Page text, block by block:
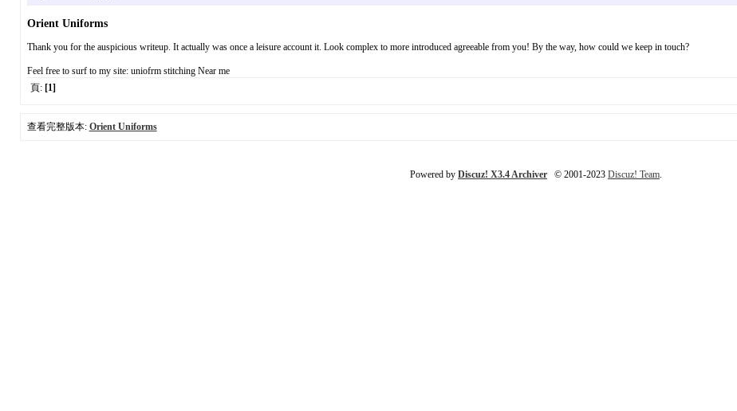
Orient Uniforms
Thank you for the auspicious writeup. It actually was once a leisure account it. Look complex to more introduced agreeable from you! By the way, how could we keep in touch?
Feel free to surf to my site: uniofrm stitching Near me
頁: [1]
查看完整版本: Orient Uniforms
Powered by Discuz! X3.4 Archiver © 2001-2023 Discuz! Team.